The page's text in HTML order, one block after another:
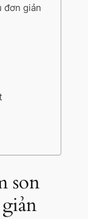
đơn giản
son